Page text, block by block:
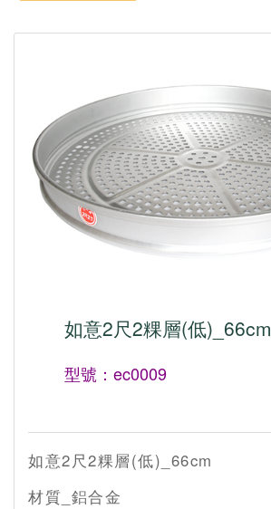
如意2尺2粿層(低)_66cm
型號：ec0009
如意2尺2粿層(低)_66cm
材質_鋁合金